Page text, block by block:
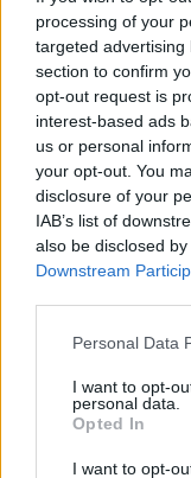
processing of your
targeted
section to confirm
opt-out request is
interest-based ads
us or personal
your opt-out. You
disclosure of your
IAB’s list of
also be disclosed
Downstream
Please note that
not limited to your
grant or deny
use your data for
consent section.
Personal Data
I want to opt-
personal data.
Opted In
I want to opt-
«Νονός της
μπορούμε